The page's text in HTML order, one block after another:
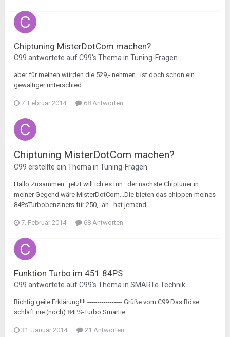
Chiptuning MisterDotCom machen?
C99 antwortete aufC99's Thema in Tuning-Fragen
aber für meinen würden die 529,- nehmen...ist doch schon ein
gewaltiger unterschied
7. Februar 2014 68 Antworten
Chiptuning MisterDotCom machen?
C99 erstellte ein Thema in Tuning-Fragen
Hallo Zusammen...jetzt will ich es tun...der nächste Chiptuner in
meiner Gegend wäre MisterDotCom...Die bieten das chippen meines
84PsTurbobenziners für 250,- an...hat jemand...
7. Februar 2014 68 Antworten
Funktion Turbo im 451 84PS
C99 antwortete aufC99's Thema in SMARTe Technik
Richtig geile Erklärung!!!! ----------------- Grüße vom C99 Das Böse
schläft nie (noch) 84PS-Turbo Smartie
31. Januar 2014 21 Antworten